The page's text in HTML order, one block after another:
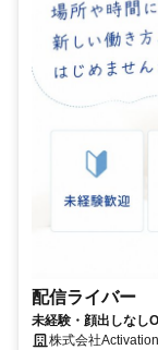
配信ライバー
未経験・顔出しなし
株式会社Activation